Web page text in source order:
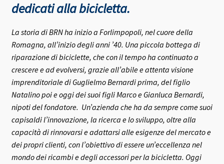
dedicati alla bicicletta.
La storia di BRN ha inizio a Forlimpopoli, nel cuore della
Romagna, all’inizio degli anni ’40. Una piccola bottega di
riparazione di biciclette, che con il tempo ha continuato a
crescere e ad evolversi, grazie all’abile e attenta visione
imprenditoriale di Guglielmo Bernardi prima, del figlio
Natalino poi e oggi dei suoi figli Marco e Gianluca Bernardi,
nipoti del fondatore. Un’azienda che ha da sempre come suoi
capisaldi l’innovazione, la ricerca e lo sviluppo, oltre alla
capacità di rinnovarsi e adattarsi alle esigenze del mercato e
dei propri clienti, con l’obiettivo di essere un’eccellenza nel
mondo dei ricambi e degli accessori per la bicicletta. Oggi